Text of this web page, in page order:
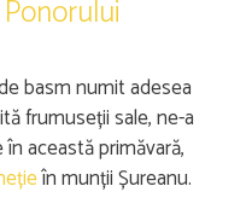
basm numit adesea
frumuseții sale, ne-a
această primăvară,
în munții Șureanu.